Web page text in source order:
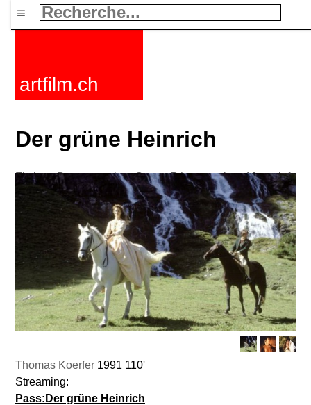
≡
artfilm.ch
Der grüne Heinrich
Thomas Koerfer 1991 110'
Streaming:
Pass:Der grüne Heinrich
Fictions Documentaires Courts Rétrospectives Mots clefs
Nouvelles F-Rated FAQ Contact Maillist Panier CGV
Acheter
Activer Abonnement
216.73.217.152